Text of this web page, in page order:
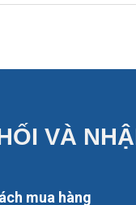
VÀ
mua hàng